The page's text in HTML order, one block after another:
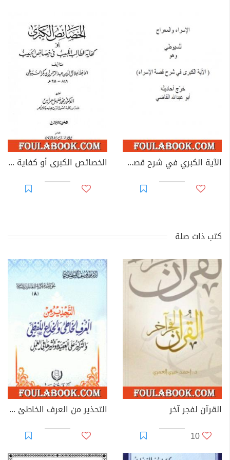
الآية الكبري في شرح قصة الاسراء الخصائص الكبرى أو كفاية الطالب اللبيب في خصائص الحبيب - مجلد 3
كتب ذات صلة
القرآن لفجر آخر
10
التحذير من العرف الخاطئ والخداع اللفظي